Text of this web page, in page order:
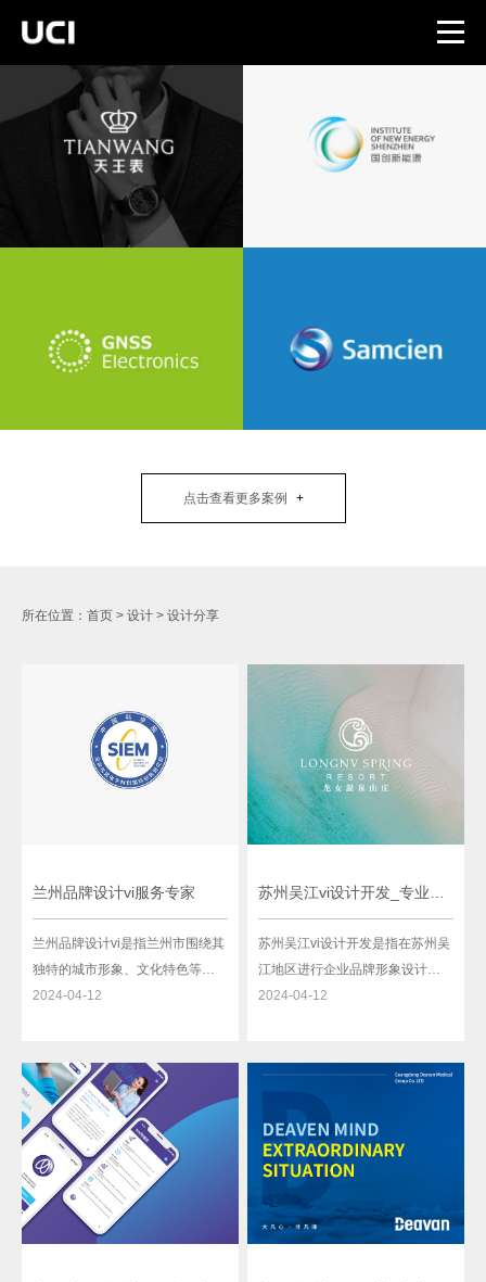
点击查看更多案例
所在位置： 首页 > 设计 > 设计分享
兰州品牌设计vi服务专家
兰州品牌设计vi是指兰州市围绕其
独特的城市形象、文化特色等因
素，为打造兰州城市品牌形象而
统，是用来帮助人们快速、准确
地识别和记忆一个品牌的标识、
色彩、字体、图案等要素。兰州
品牌设计vi是在
2024-04-12
苏州吴江vi设计开发_专业定制服务
苏州吴江vi设计开发是指在苏州吴
江地区进行企业品牌形象设计和
开发的服务。VI（Visual
标志、标牌、企业形象策划等方
企业理念、宣传企业文化、打造
企业品牌形象的
2024-04-12